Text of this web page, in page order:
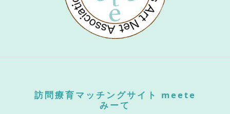
訪問療育マッチングサイト meete
みーて